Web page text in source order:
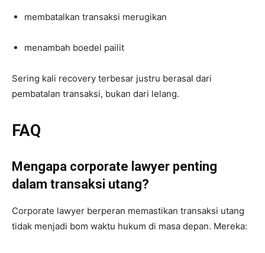
membatalkan transaksi merugikan
menambah boedel pailit
Sering kali recovery terbesar justru berasal dari
pembatalan transaksi, bukan dari lelang.
FAQ
Mengapa corporate lawyer penting
dalam transaksi utang?
Corporate lawyer berperan memastikan transaksi utang
tidak menjadi bom waktu hukum di masa depan. Mereka: